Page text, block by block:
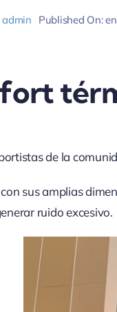
admin Published On:
de la
con sus amplias
ruido excesivo.